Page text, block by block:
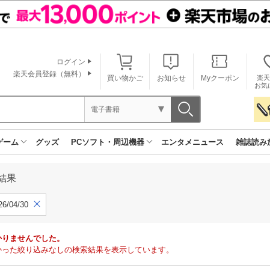
買い物かご お知らせ Myクーポン
楽
お気
ログイン
楽天会員登録（無料）
電子書籍
ーム グッズ PCソフト・周辺機器 エンタメニュース 雑誌読み
果
04/30
ませんでした。
た絞り込みなしの検索結果を表示しています。